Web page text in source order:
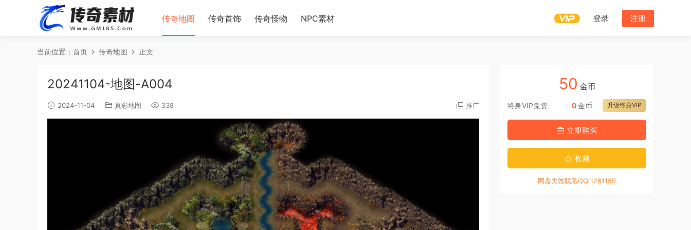
传奇地图 传奇首饰 传奇怪物 NPC素材 登录 注册
当前位置： 首页 传奇地图 正文
20241104-地图-A004
2024-11-04 真彩地图 338 推广
50 金币
终身VIP免费 升级终身VIP
0金币
立即购买
收藏
网盘失效联系QQ:1261159